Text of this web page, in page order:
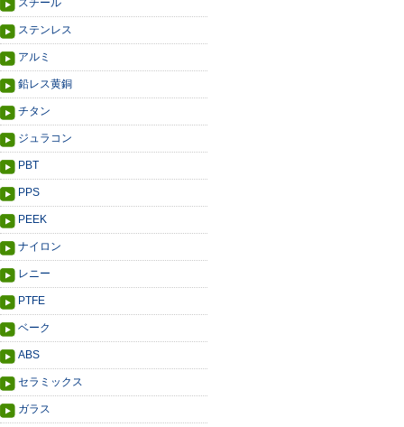
スチール
ステンレス
アルミ
鉛レス黄銅
チタン
ジュラコン
PBT
PPS
PEEK
ナイロン
レニー
PTFE
ベーク
ABS
セラミックス
ガラス